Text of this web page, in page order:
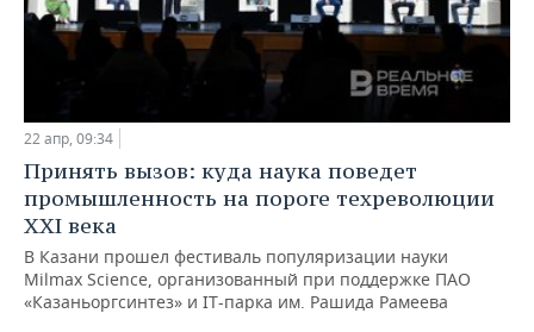
ХОККЕЙ С МЯЧОМ
ПРОИСШЕСТВИЯ
22 апр, 09:34
Принять вызов: куда наука поведет
промышленность на пороге техреволюции
XXI века
В Казани прошел фестиваль популяризации науки
Milmax Science, организованный при поддержке ПАО
«Казаньоргсинтез» и IT-парка им. Рашида Рамеева